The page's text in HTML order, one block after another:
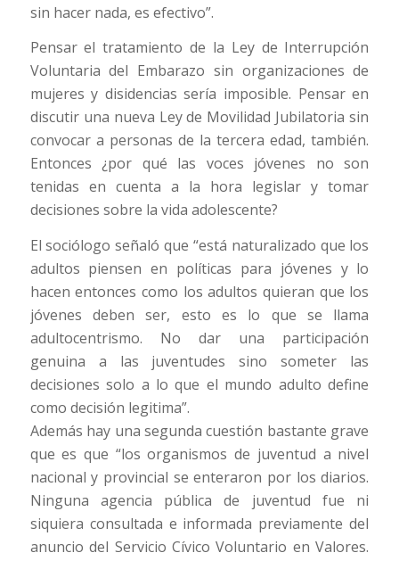
sin hacer nada, es efectivo”.
Pensar el tratamiento de la Ley de Interrupción
Voluntaria del Embarazo sin organizaciones de
mujeres y disidencias sería imposible. Pensar en
discutir una nueva Ley de Movilidad Jubilatoria sin
convocar a personas de la tercera edad, también.
Entonces ¿por qué las voces jóvenes no son
tenidas en cuenta a la hora legislar y tomar
decisiones sobre la vida adolescente?
El sociólogo señaló que “está naturalizado que los
adultos piensen en políticas para jóvenes y lo
hacen entonces como los adultos quieran que los
jóvenes deben ser, esto es lo que se llama
adultocentrismo. No dar una participación
genuina a las juventudes sino someter las
decisiones solo a lo que el mundo adulto define
como decisión legitima”.
Además hay una segunda cuestión bastante grave
que es que “los organismos de juventud a nivel
nacional y provincial se enteraron por los diarios.
Ninguna agencia pública de juventud fue ni
siquiera consultada e informada previamente del
anuncio del Servicio Cívico Voluntario en Valores.